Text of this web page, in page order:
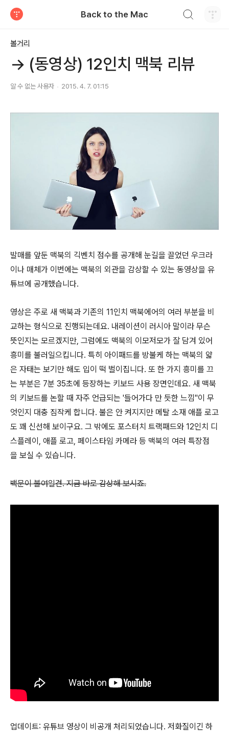
Back to the Mac
볼거리
→ (동영상) 12인치 맥북 리뷰
알 수 없는 사용자 2015. 4. 7. 01:15
발매를 앞둔 맥북의 긱벤치 점수를 공개해 눈길을 끌었던 우크라
이나 매체가 이번에는 맥북의 외관을 감상할 수 있는 동영상을 유
튜브에 공개했습니다.
영상은 주로 새 맥북과 기존의 11인치 맥북에어의 여러 부분을 비
교하는 형식으로 진행되는데요. 내레이션이 러시아 말이라 무슨
뜻인지는 모르겠지만, 그럼에도 맥북의 이모저모가 잘 담겨 있어
흥미를 불러일으킵니다. 특히 아이패드를 방불케 하는 맥북의 얇
은 자태는 보기만 해도 입이 떡 벌이집니다. 또 한 가지 흥미를 끄
는 부분은 7분 35초에 등장하는 키보드 사용 장면인데요. 새 맥북
의 키보드를 논할 때 자주 언급되는 '들어가다 만 듯한 느낌"이 무
엇인지 대충 짐작케 합니다. 불은 안 켜지지만 메탈 소재 애플 로고
도 꽤 신선해 보이구요. 그 밖에도 포스터치 트랙패드와 12인치 디
스플레이, 애플 로고, 페이스타임 카메라 등 맥북의 여러 특장점
을 보실 수 있습니다.
백문이 불여일견. 지금 바로 감상해 보시죠.
업데이트: 유튜브 영상이 비공개 처리되었습니다. 저화질이긴 하